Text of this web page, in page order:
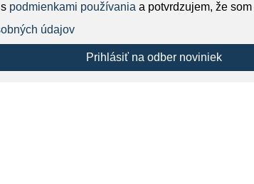
podmienkami používania a potvrdzujem, že
údajov
Prihlásiť na odber noviniek